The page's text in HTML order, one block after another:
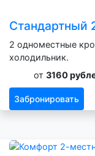
Стандартный
2 одноместные
холодильник.
от 3160
Забронировать